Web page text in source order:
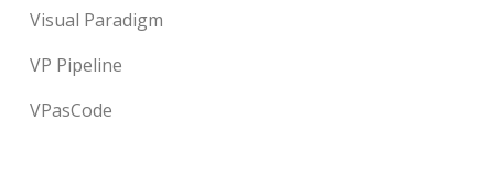
Visual Paradigm
VP Pipeline
VPasCode